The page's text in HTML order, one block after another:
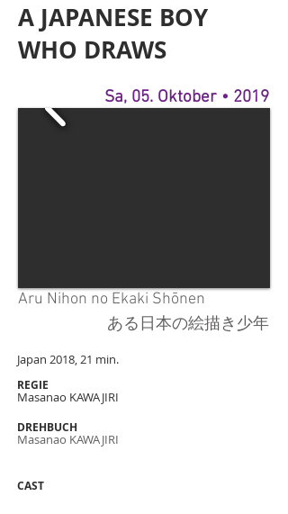
A JAPANESE BOY
WHO DRAWS
Sa, 05. Oktober • 2019
Aru Nihon no Ekaki Shōnen
ある日本の絵描き少年
Japan 2018, 21 min.
Masanao KAWAJIRI
REGIE
DREHBUCH
CAST
Masanao KAWAJIRI